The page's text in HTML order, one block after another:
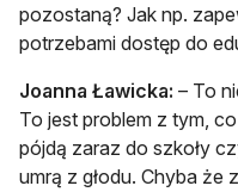
pozostaną? Jak np.
potrzebami dostęp do
Joanna Ławicka: – To
To jest problem z tym,
pójdą zaraz do szkoły
umrą z głodu. Chyba że